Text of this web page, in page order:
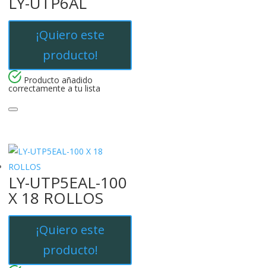
¡Quiero este
producto!
Producto añadido
correctamente a tu lista
LY-UTP5EAL-100
X 18 ROLLOS
¡Quiero este
producto!